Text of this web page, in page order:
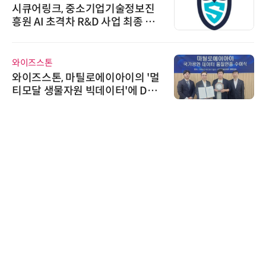
시큐어링크, 중소기업기술정보진
흥원 AI 초격차 R&D 사업 최종 선
와이즈스톤
와이즈스톤, 마틸로에이아이의 '멀
티모달 생물자원 빅데이터'에 DQ